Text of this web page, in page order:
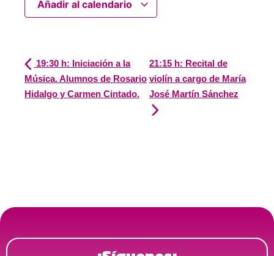
Añadir al calendario
19:30 h: Iniciación a la
Música. Alumnos de Rosario
Hidalgo y Carmen Cintado.
21:15 h: Recital de
violín a cargo de María
José Martín Sánchez